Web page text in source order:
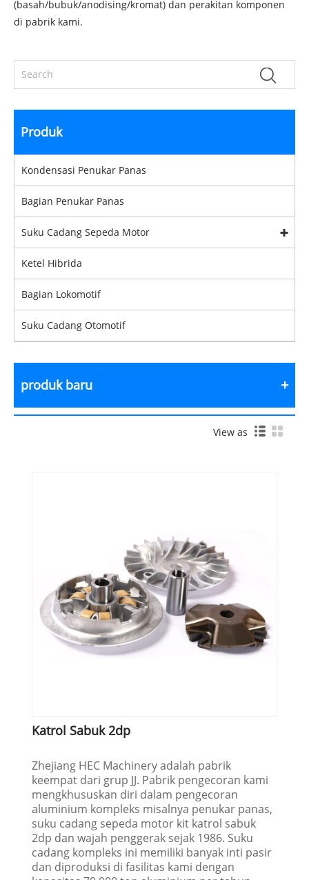
(basah/bubuk/anodising/kromat) dan perakitan komponen
di pabrik kami.
Produk
Kondensasi Penukar Panas
Bagian Penukar Panas
Suku Cadang Sepeda Motor
Ketel Hibrida
Bagian Lokomotif
Suku Cadang Otomotif
produk baru
View as
Katrol Sabuk 2dp
Zhejiang HEC Machinery adalah pabrik
keempat dari grup JJ. Pabrik pengecoran kami
mengkhususkan diri dalam pengecoran
aluminium kompleks misalnya penukar panas,
suku cadang sepeda motor kit katrol sabuk
2dp dan wajah penggerak sejak 1986. Suku
cadang kompleks ini memiliki banyak inti pasir
dan diproduksi di fasilitas kami dengan